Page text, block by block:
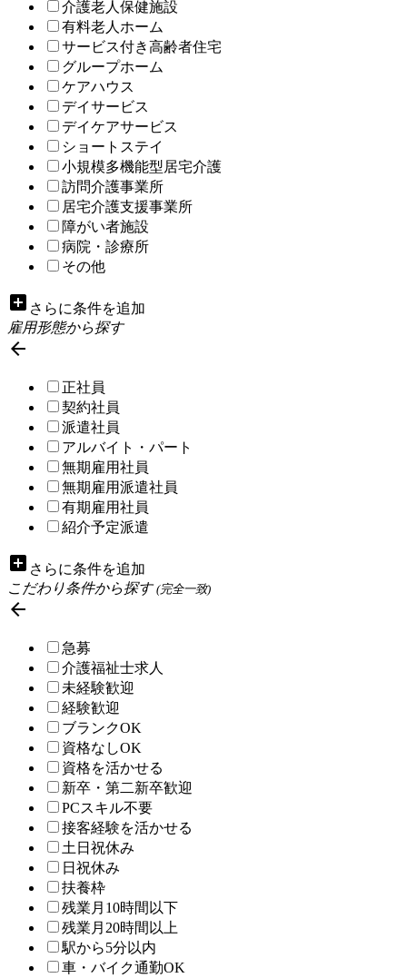
介護老人保健施設
有料老人ホーム
サービス付き高齢者住宅
グループホーム
ケアハウス
デイサービス
デイケアサービス
ショートステイ
小規模多機能型居宅介護
訪問介護事業所
居宅介護支援事業所
障がい者施設
病院・診療所
その他
add_box さらに条件を追加
雇用形態から探す

正社員
契約社員
派遣社員
アルバイト・パート
無期雇用社員
無期雇用派遣社員
有期雇用社員
紹介予定派遣
add_box さらに条件を追加
こだわり条件から探す(完全一致)

急募
介護福祉士求人
未経験歓迎
経験歓迎
ブランクOK
資格なしOK
資格を活かせる
新卒・第二新卒歓迎
PCスキル不要
接客経験を活かせる
土日祝休み
日祝休み
扶養枠
残業月10時間以下
残業月20時間以上
駅から5分以内
車・バイク通勤OK